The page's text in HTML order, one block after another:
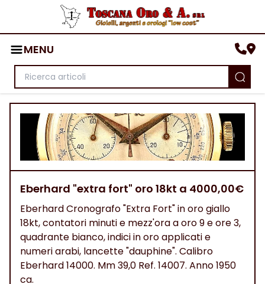
MENU
Eberhard "extra fort" oro 18kt a 4000,00€
Eberhard Cronografo "Extra Fort" in oro giallo
18kt, contatori minuti e mezz'ora a oro 9 e ore 3,
quadrante bianco, indici in oro applicati e
numeri arabi, lancette "dauphine". Calibro
Eberhard 14000. Mm 39,0 Ref. 14007. Anno 1950
ca.